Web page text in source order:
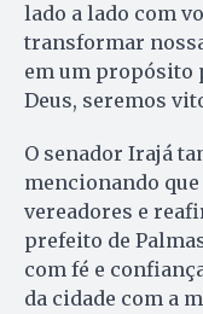
lado a lado com
transformar
em um propósito
Deus, seremos
O senador Irajá
mencionando
vereadores e
prefeito de
com fé e
da cidade com a